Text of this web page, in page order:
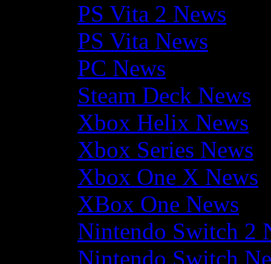
PS Vita 2 News
PS Vita News
PC News
Steam Deck News
Xbox Helix News
Xbox Series News
Xbox One X News
XBox One News
Nintendo Switch 2
Nintendo Switch